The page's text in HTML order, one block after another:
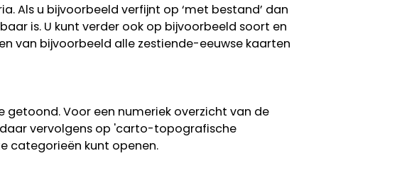
Als u bijvoorbeeld verfijnt op ‘met bestand’ dan
is. U kunt verder ook op bijvoorbeeld soort en
van bijvoorbeeld alle zestiende-eeuwse kaarten
getoond. Voor een numeriek overzicht van de
daar vervolgens op 'carto-topografische
categorieën kunt openen.